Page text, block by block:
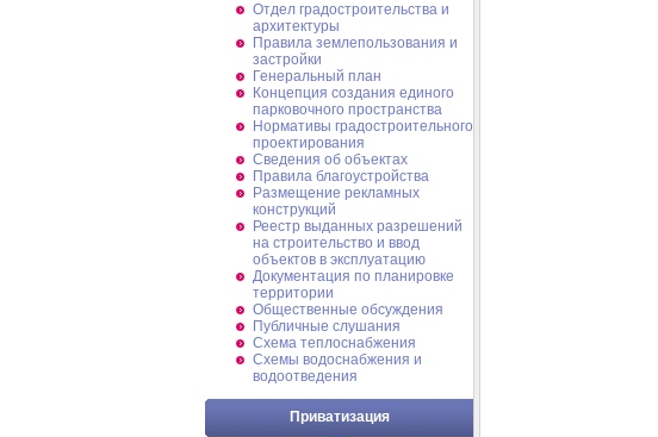
Отдел градостроительства и
архитектуры
Правила землепользования и
застройки
Генеральный план
Концепция создания единого
парковочного пространства
Нормативы градостроительного
проектирования
Сведения об объектах
Правила благоустройства
Размещение рекламных
конструкций
Реестр выданных разрешений
на строительство и ввод
объектов в эксплуатацию
Документация по планировке
территории
Общественные обсуждения
Публичные слушания
Схема теплоснабжения
Схемы водоснабжения и
водоотведения
Приватизация